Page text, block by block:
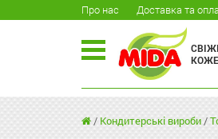
Про нас Доставка та
/ Кондитерські вироби/